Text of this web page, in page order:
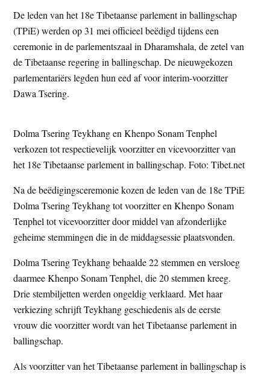
i
t
e
z
e
s
i
t
e
De leden van het 18e Tibetaanse parlement in ballingschap
(TPiE) werden op 31 mei officieel beëdigd tijdens een
ceremonie in de parlementszaal in Dharamshala, de zetel van
de Tibetaanse regering in ballingschap. De nieuwgekozen
parlementariërs legden hun eed af voor interim-voorzitter
Dawa Tsering.
Dolma Tsering Teykhang en Khenpo Sonam Tenphel
verkozen tot respectievelijk voorzitter en vicevoorzitter van
het 18e Tibetaanse parlement in ballingschap. Foto: Tibet.net
Na de beëdigingsceremonie kozen de leden van de 18e TPiE
Dolma Tsering Teykhang tot voorzitter en Khenpo Sonam
Tenphel tot vicevoorzitter door middel van afzonderlijke
geheime stemmingen die in de middagsessie plaatsvonden.
Dolma Tsering Teykhang behaalde 22 stemmen en versloeg
daarmee Khenpo Sonam Tenphel, die 20 stemmen kreeg.
Drie stembiljetten werden ongeldig verklaard. Met haar
verkiezing schrijft Teykhang geschiedenis als de eerste
vrouw die voorzitter wordt van het Tibetaanse parlement in
ballingschap.
Als voorzitter van het Tibetaanse parlement in ballingschap is